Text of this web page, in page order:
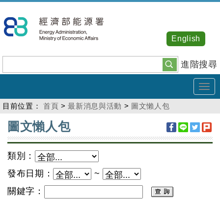
到
主
內
容
進階搜尋
English
目前位置： 首頁 >最新消息與活動 > 圖文懶人包
:::
圖文懶人包
類別：
發布日期：
~
關鍵字：